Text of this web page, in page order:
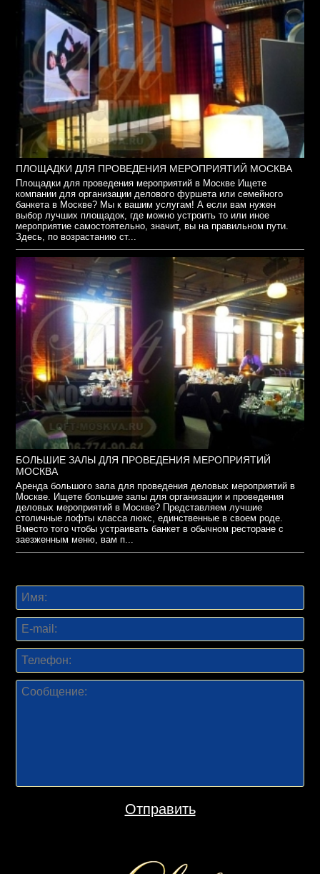
ПЛОЩАДКИ ДЛЯ ПРОВЕДЕНИЯ МЕРОПРИЯТИЙ МОСКВА
Площадки для проведения мероприятий в Москве Ищете
компании для организации делового фуршета или семейного
банкета в Москве? Мы к вашим услугам! А если вам нужен
выбор лучших площадок, где можно устроить то или иное
мероприятие самостоятельно, значит, вы на правильном пути.
Здесь, по возрастанию ст...
БОЛЬШИЕ ЗАЛЫ ДЛЯ ПРОВЕДЕНИЯ МЕРОПРИЯТИЙ
МОСКВА
Аренда большого зала для проведения деловых мероприятий в
Москве. Ищете большие залы для организации и проведения
деловых мероприятий в Москве? Представляем лучшие
столичные лофты класса люкс, единственные в своем роде.
Вместо того чтобы устраивать банкет в обычном ресторане с
заезженным меню, вам п...
Отправить